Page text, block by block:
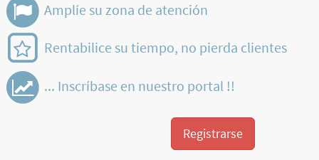
Amplíe su zona de atención
Rentabilice su tiempo, no pierda clientes
... Inscríbase en nuestro portal !!
Registrarse